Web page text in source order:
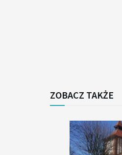
ZOBACZ TAKŻE